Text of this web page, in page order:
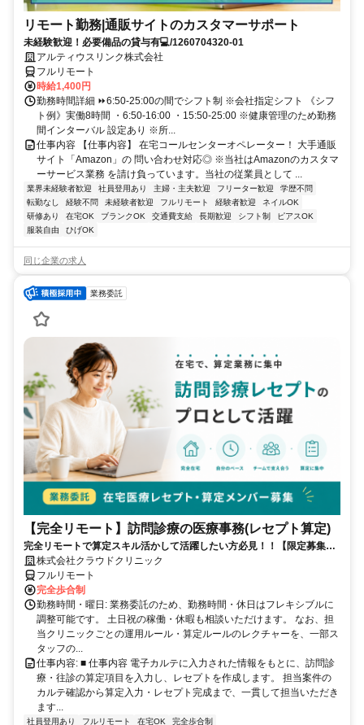
リモート勤務|通販サイトのカスタマーサポート
未経験歓迎！必要備品の貸与有💻/1260704320-01
アルティウスリンク株式会社
フルリモート
時給1,400円
勤務時間詳細 ⏩6:50-25:00の間でシフト制 ※会社指定シフト 《シフ
ト例》実働8時間 ・6:50-16:00 ・15:50-25:00 ※健康管理のため勤務
間インターバル 設定あり ※所...
仕事内容 【仕事内容】 在宅コールセンターオペレーター！ 大手通販
サイト「Amazon」の 問い合わせ対応◎ ※当社はAmazonのカスタマ
ーサービス業務 を請け負っています。当社の従業員として ...
業界未経験者歓迎 社員登用あり 主婦・主夫歓迎 フリーター歓迎
学歴不問
転勤なし
経験不問 未経験者歓迎 フルリモート 経験者歓迎
ネイルOK
研修あり
在宅OK ブランクOK 交通費支給 長期歓迎 シフト制
ピアスOK
服装自由
ひげOK
同じ企業の求人
業務委託
【完全リモート】訪問診療の医療事務(レセプト算定)
完全リモートで算定スキル活かして活躍したい方必見！！【限定募集】
完全リモート｜在宅医療レセプト算定（成果報酬型／業務委託）
株式会社クラウドクリニック
フルリモート
完全歩合制
勤務時間・曜日: 業務委託のため、勤務時間・休日はフレキシブルに
調整可能です。 土日祝の稼働・休暇も相談いただけます。 なお、担
当クリニックごとの運用ルール・算定ルールのレクチャーを、一部ス
タッフの...
仕事内容: ■ 仕事内容 電子カルテに入力された情報をもとに、訪問診
療・往診の算定項目を入力し、レセプトを作成します。 担当案件の
カルテ確認から算定入力・レセプト完成まで、一貫して担当いただき
ます...
社員登用あり フルリモート 在宅OK 完全歩合制